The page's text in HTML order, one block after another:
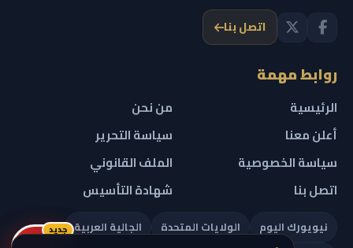
اتصل بنا
روابط مهمة
الرئيسية
من نحن
أعلن معنا
سياسة التحرير
سياسة الخصوصية
الملف القانوني
اتصل بنا
شهادة التأسيس
نيويورك اليوم الولايات المتحدة الجالية العربية جديد